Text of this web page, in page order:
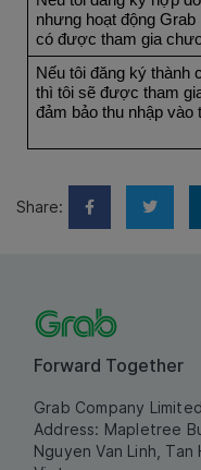
nhưng hoạt động
có được tham gia
Nếu tôi đăng ký thành
thì tôi sẽ được tham
đảm bảo thu nhập vào
Share:
Forward Together
Grab Company Limited
Address: Mapletree
Nguyen Van Linh, Tan